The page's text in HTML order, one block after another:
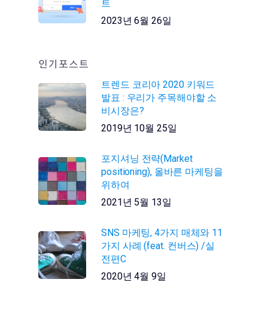
트
2023년 6월 26일
인기포스트
트렌드 코리아 2020 키워드
발표 : 우리가 주목해야할 소
비시장은?
2019년 10월 25일
포지셔닝 전략(Market
positioning), 올바른 마케팅을
위하여
2021년 5월 13일
SNS 마케팅, 4가지 매체와 11
가지 사례 (feat. 컨버스) /실
전편C
2020년 4월 9일